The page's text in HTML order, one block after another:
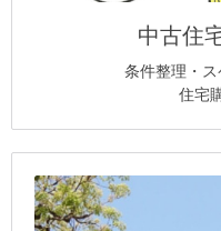
中古住
条件整理・
住宅